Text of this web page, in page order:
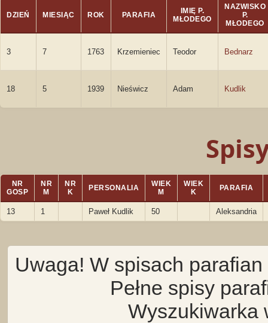
DZIEŃ MIESIĄC ROK PARAFIA
IMIĘ P.
MŁODEGO
NAZWISKO
P.
MŁODEGO
3 7 1763 Krzemieniec Teodor Bednarz
18 5 1939 Nieświcz Adam Kudlik
NR
GOSP
NR
M
NR
K
PERSONALIA
WIEK
M
WIEK
K
PARAFIA
13 1 Paweł Kudlik 50 Aleksandria
Uwaga! W spisach
Pełne spisy
Wyszukiwarka